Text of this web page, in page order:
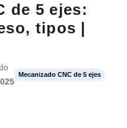
de 5 ejes:
tipos |
Mecanizado CNC de 5 ejes